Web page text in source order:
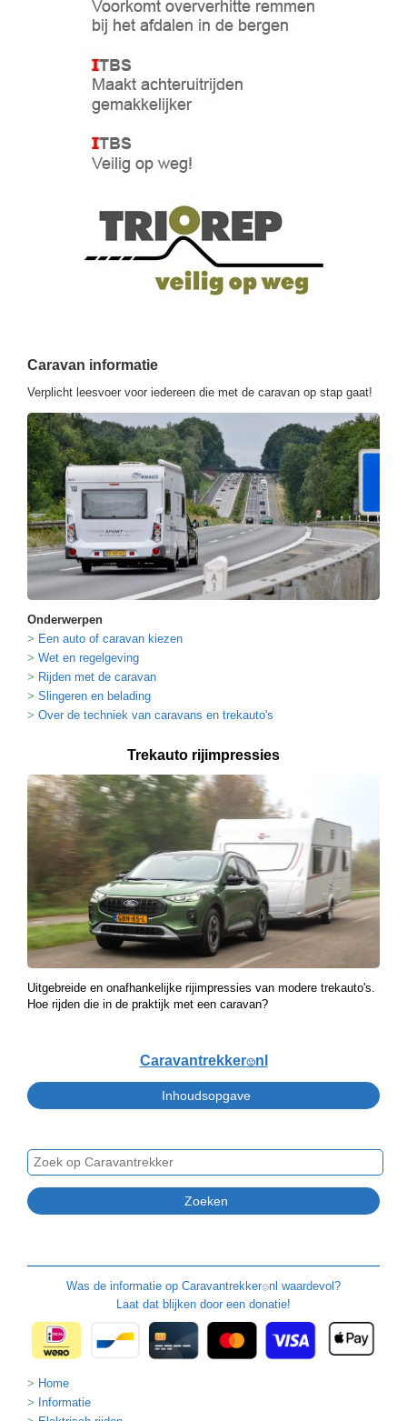
Caravan informatie
Verplicht leesvoer voor iedereen die met de caravan op stap gaat!
Onderwerpen
Een auto of caravan kiezen
Wet en regelgeving
Rijden met de caravan
Slingeren en belading
Over de techniek van caravans en trekauto's
Trekauto rijimpressies
Uitgebreide en onafhankelijke rijimpressies van modere trekauto's.
Hoe rijden die in de praktijk met een caravan?
Caravantrekker🙂nl
Was de informatie op Caravantrekker🙂nl waardevol?
Laat dat blijken door een donatie!
Home
Informatie